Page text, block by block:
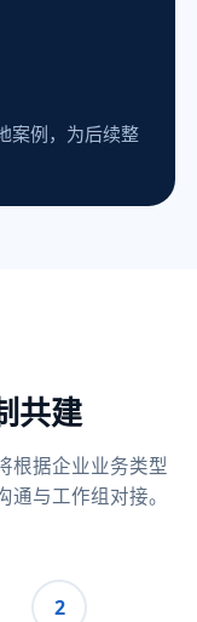
案例，为后续整
共建
根据企业业务类型
与工作组对接。
2